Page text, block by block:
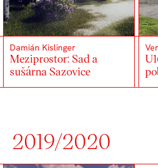
Damián Kislinger
Meziprostor: Sad a
sušárna Sazovice
2019/2020